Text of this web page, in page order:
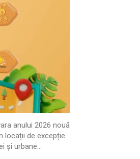
anului 2026 nouă
locații de excepție
urbane...